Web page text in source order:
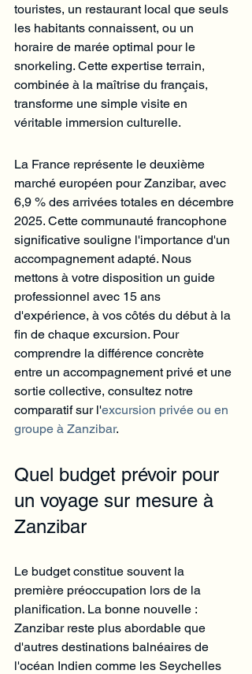
touristes, un restaurant local que seuls
les habitants connaissent, ou un
horaire de marée optimal pour le
snorkeling. Cette expertise terrain,
combinée à la maîtrise du français,
transforme une simple visite en
véritable immersion culturelle.
La France représente le deuxième
marché européen pour Zanzibar, avec
6,9 % des arrivées totales en décembre
2025. Cette communauté francophone
significative souligne l'importance d'un
accompagnement adapté. Nous
mettons à votre disposition un guide
professionnel avec 15 ans
d'expérience, à vos côtés du début à la
fin de chaque excursion. Pour
comprendre la différence concrète
entre un accompagnement privé et une
sortie collective, consultez notre
comparatif sur l'excursion privée ou en
groupe à Zanzibar.
Quel budget prévoir pour
un voyage sur mesure à
Zanzibar
Le budget constitue souvent la
première préoccupation lors de la
planification. La bonne nouvelle :
Zanzibar reste plus abordable que
d'autres destinations balnéaires de
l'océan Indien comme les Seychelles